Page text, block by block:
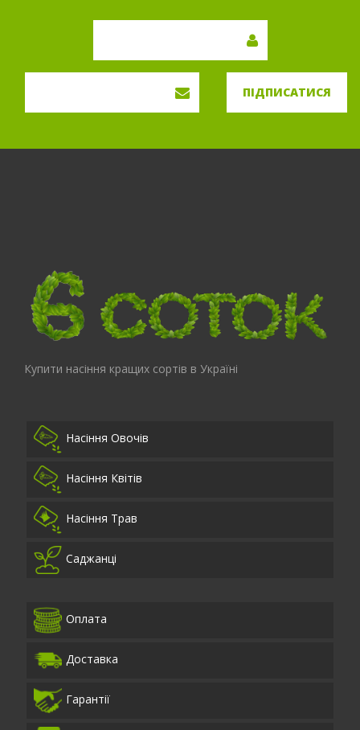
ПІДПИСАТИСЯ
Купити насіння кращих сортів в Україні
Насіння Овочів
Насіння Квітів
Насіння Трав
Саджанці
Оплата
Доставка
Гарантії